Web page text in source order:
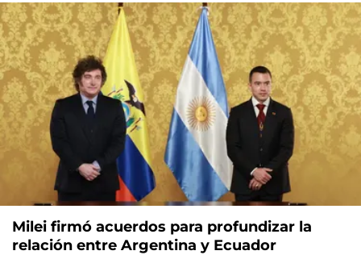
Milei firmó acuerdos para profundizar la
relación entre Argentina y Ecuador